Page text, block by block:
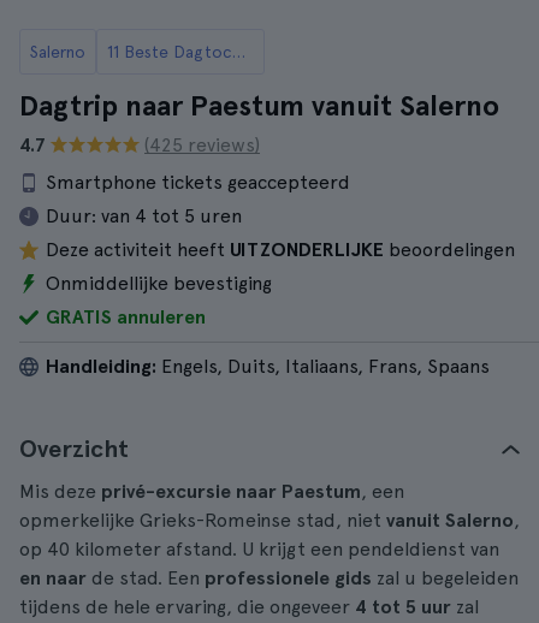
Salerno 11 Beste Dagtochten vanuit Salerno
Dagtrip naar Paestum vanuit Salerno
4.7
(425 reviews)
Smartphone tickets geaccepteerd
Duur: van 4 tot 5 uren
Deze activiteit heeft UITZONDERLIJKE beoordelingen
Onmiddellijke bevestiging
GRATIS annuleren
Handleiding: Engels, Duits, Italiaans, Frans, Spaans
Overzicht
Mis deze privé-excursie naar Paestum, een
opmerkelijke Grieks-Romeinse stad, niet vanuit Salerno,
op 40 kilometer afstand. U krijgt een pendeldienst van
en naar de stad. Een professionele gids zal u begeleiden
tijdens de hele ervaring, die ongeveer 4 tot 5 uur zal